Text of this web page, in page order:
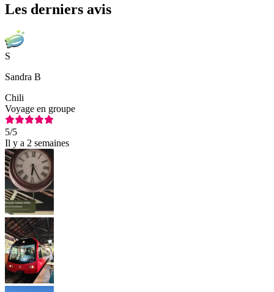
Les derniers avis
S
Sandra B
Chili
Voyage en groupe
5/5
Il y a 2 semaines